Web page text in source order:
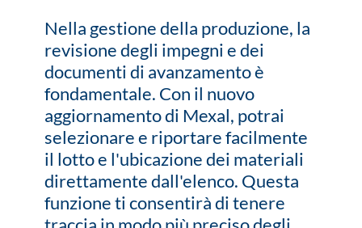
Nella gestione della produzione, la
revisione degli impegni e dei
documenti di avanzamento è
fondamentale. Con il nuovo
aggiornamento di Mexal, potrai
selezionare e riportare facilmente
il lotto e l'ubicazione dei materiali
direttamente dall'elenco. Questa
funzione ti consentirà di tenere